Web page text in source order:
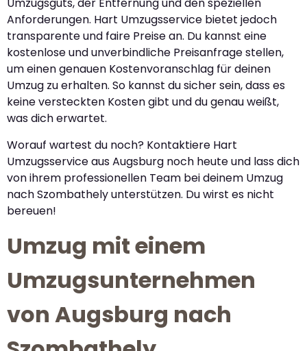
Umzugsguts, der Entfernung und den speziellen
Anforderungen. Hart Umzugsservice bietet jedoch
transparente und faire Preise an. Du kannst eine
kostenlose und unverbindliche Preisanfrage stellen,
um einen genauen Kostenvoranschlag für deinen
Umzug zu erhalten. So kannst du sicher sein, dass es
keine versteckten Kosten gibt und du genau weißt,
was dich erwartet.
Worauf wartest du noch? Kontaktiere Hart
Umzugsservice aus Augsburg noch heute und lass dich
von ihrem professionellen Team bei deinem Umzug
nach Szombathely unterstützen. Du wirst es nicht
bereuen!
Umzug mit einem
Umzugsunternehmen
von Augsburg nach